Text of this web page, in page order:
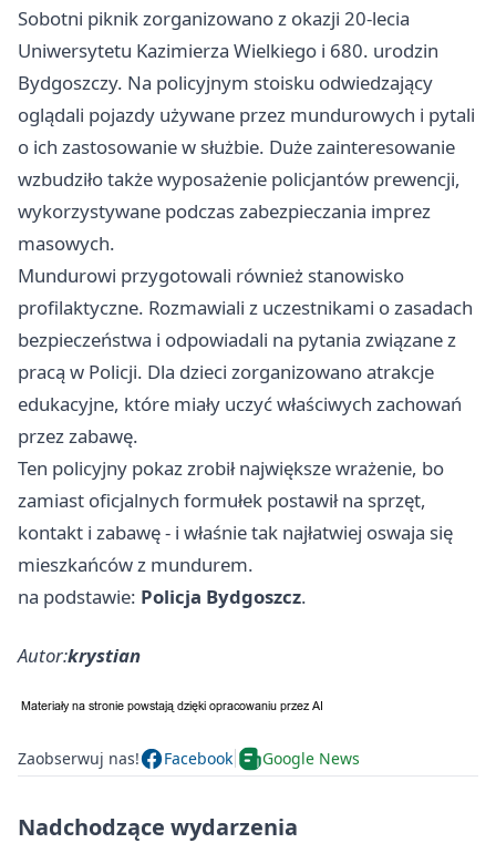
Sobotni piknik zorganizowano z okazji 20-lecia
Uniwersytetu Kazimierza Wielkiego i 680. urodzin
Bydgoszczy. Na policyjnym stoisku odwiedzający
oglądali pojazdy używane przez mundurowych i pytali
o ich zastosowanie w służbie. Duże zainteresowanie
wzbudziło także wyposażenie policjantów prewencji,
wykorzystywane podczas zabezpieczania imprez
masowych.
Mundurowi przygotowali również stanowisko
profilaktyczne. Rozmawiali z uczestnikami o zasadach
bezpieczeństwa i odpowiadali na pytania związane z
pracą w Policji. Dla dzieci zorganizowano atrakcje
edukacyjne, które miały uczyć właściwych zachowań
przez zabawę.
Ten policyjny pokaz zrobił największe wrażenie, bo
zamiast oficjalnych formułek postawił na sprzęt,
kontakt i zabawę - i właśnie tak najłatwiej oswaja się
mieszkańców z mundurem.
na podstawie: Policja Bydgoszcz.
Autor:krystian
Zaobserwuj nas! Facebook Google News
Nadchodzące wydarzenia